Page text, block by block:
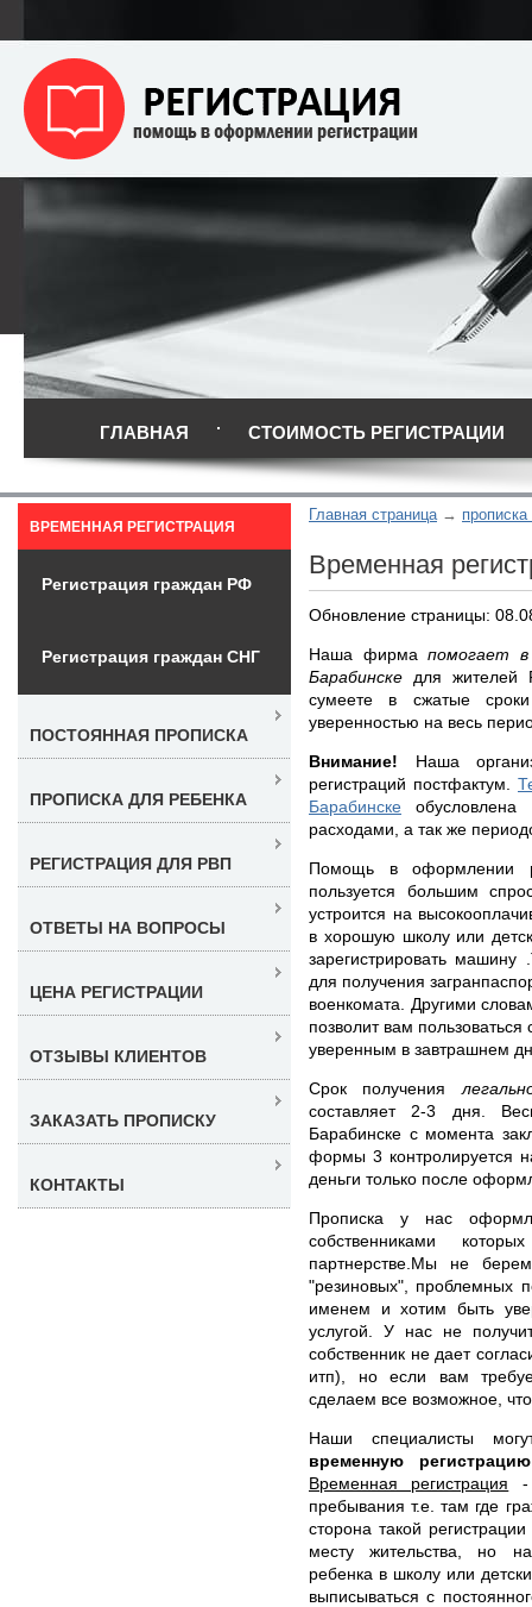
ГЛАВНАЯ СТОИМОСТЬ РЕГИСТРАЦИИ
Главная страница
Временная
Обновление страницы:
Наша фирмапомогает в
Барабинске для жителей
сумеете в сжатые
уверенностью на весь
Внимание! Наша
регистраций постфактум.
Барабинске обусловлена
расходами, а так же
Помощь в оформлении
пользуется большим
устроится на
в хорошую школу или
зарегистрировать
для получения
военкомата. Другими
позволит вам
уверенным в завтрашнем
Срок получения
составляет 2-3 дня.
Барабинске с момента
формы 3 контролируется
деньги только после
Прописка у нас
собственниками
партнерстве.Мы не
"резиновых", проблемных
именем и хотим быть
услугой. У нас не
собственник не дает
итп), но если вам
сделаем все возможное,
Наши специалисты
временную
Временная регистрация -
пребывания т.е. там где
сторона такой
месту жительства, но
ребенка в школу или
выписываться с
ВРЕМЕННАЯ РЕГИСТРАЦИЯ
Регистрация граждан РФ
Регистрация граждан СНГ
ПОСТОЯННАЯ ПРОПИСКА
ПРОПИСКА ДЛЯ РЕБЕНКА
РЕГИСТРАЦИЯ ДЛЯ РВП
ОТВЕТЫ НА ВОПРОСЫ
ЦЕНА РЕГИСТРАЦИИ
ОТЗЫВЫ КЛИЕНТОВ
ЗАКАЗАТЬ ПРОПИСКУ
КОНТАКТЫ